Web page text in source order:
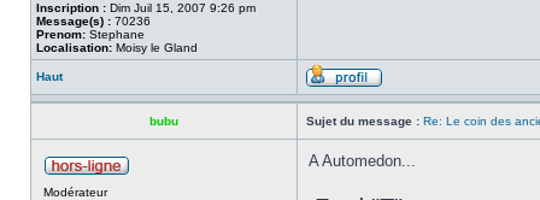
Inscription : Dim Juil 15, 2007 9:26 pm
Message(s) : 70236
Prenom: Stephane
Localisation: Moisy le Gland
Haut
bubu Sujet du message : Re: Le coin des
Modérateur
A Automedon...